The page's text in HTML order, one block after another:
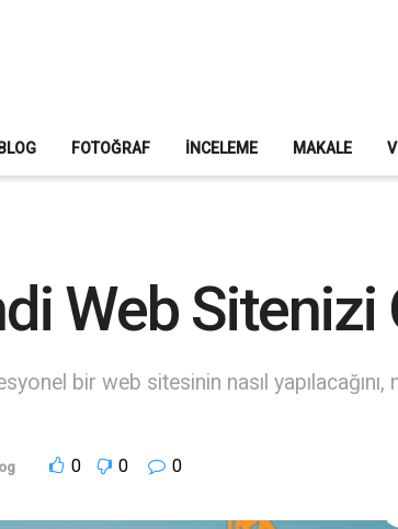
FOTOĞRAF İNCELEME MAKALE
Web
bir web sitesinin nasıl yapılacağını,
0 0 0